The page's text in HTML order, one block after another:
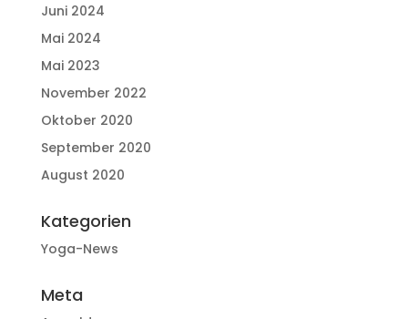
Juni 2024
Mai 2024
Mai 2023
November 2022
Oktober 2020
September 2020
August 2020
Kategorien
Yoga-News
Meta